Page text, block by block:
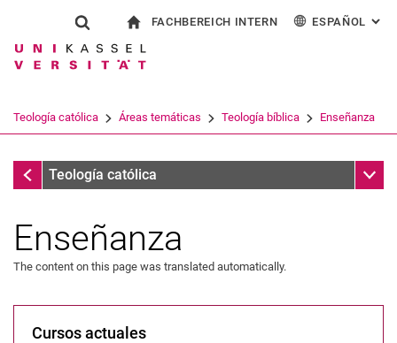
Jump directly to: content
Jump directly to: search
Jump directly to: main
Show search form
Search term
Search (opens an external link in a
FACHBEREICH INTERN ESPAÑOL :
Teología católica Áreas temáticas Teología bíblica Enseñanza
Teología bíblica
Teología católica Sub
Enseñanza
The content on this page was translated automatically.
Cursos actuales